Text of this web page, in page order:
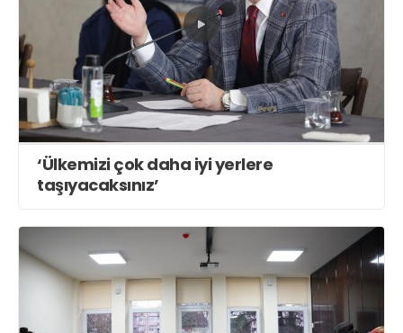
‘Ülkemizi çok daha iyi yerlere
taşıyacaksınız’